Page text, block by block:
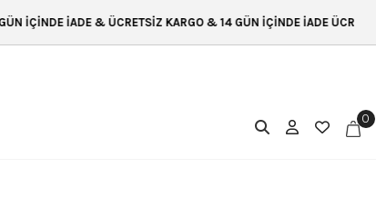
KARGO & 14 GÜN İÇİNDE İADE ÜCRETSİZ KARGO & 14
0